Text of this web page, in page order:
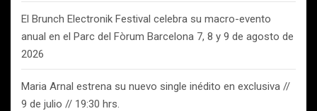
El Brunch Electronik Festival celebra su macro-evento
anual en el Parc del Fòrum Barcelona 7, 8 y 9 de agosto de
2026
Maria Arnal estrena su nuevo single inédito en exclusiva //
9 de julio // 19:30 hrs.